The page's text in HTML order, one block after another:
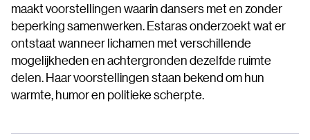
maakt voorstellingen waarin dansers met en zonder
beperking samenwerken. Estaras onderzoekt wat er
ontstaat wanneer lichamen met verschillende
mogelijkheden en achtergronden dezelfde ruimte
delen. Haar voorstellingen staan bekend om hun
warmte, humor en politieke scherpte.